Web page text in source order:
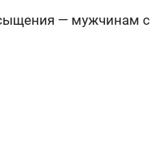
— мужчинам с